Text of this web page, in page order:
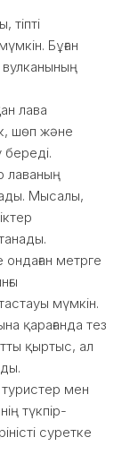
тіпті
Бұған
вулканының
лава
шөп және
береді.
лаваның
Мысалы,
метрге
мүмкін.
қарағанда тез
қыртыс, ал
мен
түкпір-
суретке